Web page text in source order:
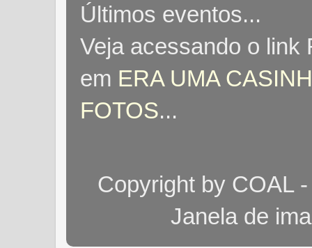
Últimos eventos...
Veja acessando o link
em ERA UMA
FOTOS...
Copyright by COAL
Janela de